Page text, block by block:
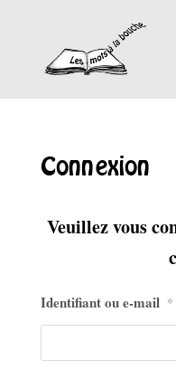
Connexion
Veuillez vous
Identifiant ou e-mail *